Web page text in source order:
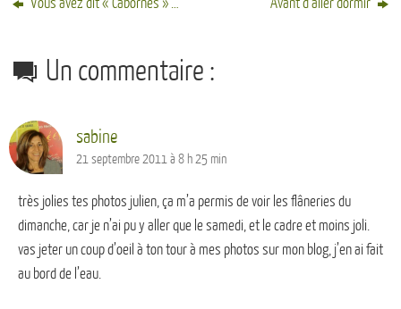
Un commentaire :
sabine
21 septembre 2011 à 8 h 25 min
très jolies tes photos julien, ça m’a permis de voir les flâneries du
dimanche, car je n’ai pu y aller que le samedi, et le cadre et moins joli.
vas jeter un coup d’oeil à ton tour à mes photos sur mon blog, j’en ai fait
au bord de l’eau.